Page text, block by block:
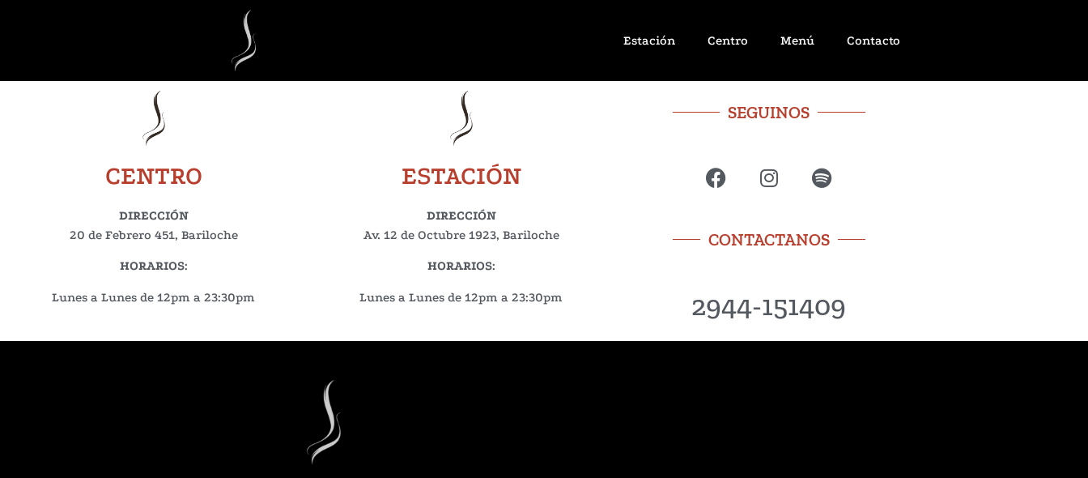
Estación Centro Menú Contacto
CENTRO
DIRECCIÓN
20 de Febrero 451, Bariloche
HORARIOS:
Lunes a Lunes de 12pm a 23:30pm
ESTACIÓN
DIRECCIÓN
Av. 12 de Octubre 1923, Bariloche
HORARIOS:
Lunes a Lunes de 12pm a 23:30pm
SEGUINOS
CONTACTANOS
2944-151409